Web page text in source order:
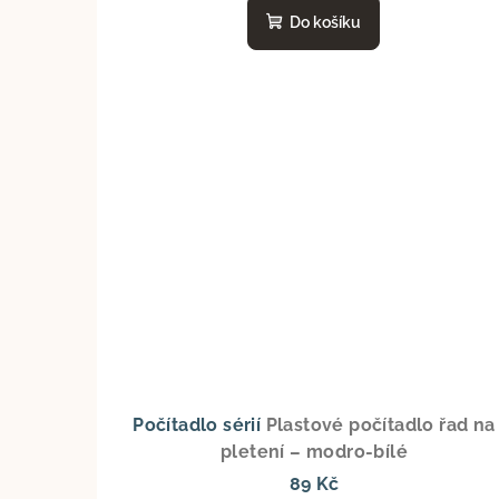
Do košíku
Počítadlo sérií Plastové počítadlo řad na
pletení – modro-bílé
89 Kč